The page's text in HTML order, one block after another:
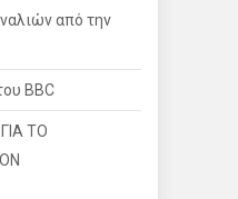
από την
BBC
ΤΟ